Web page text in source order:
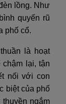
lồng. Như
quyến rũ
phố cổ.
là hoạt
lại, tận
nối với con
biệt của phố
ngắm